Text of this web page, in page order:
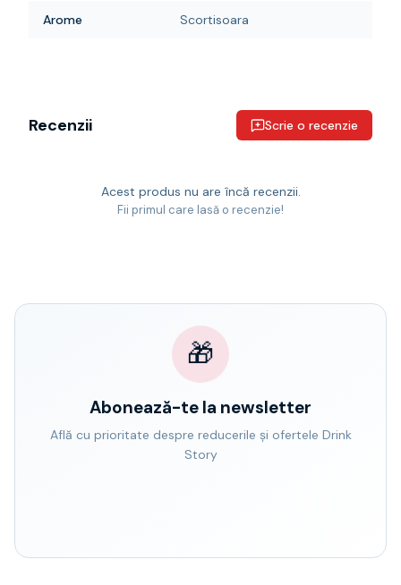
Arome Scortisoara
Recenzii Scrie o recenzie
Acest produs nu are încă recenzii.
Fii primul care lasă o recenzie!
🎁
Abonează-te la newsletter
Află cu prioritate despre reducerile și ofertele Drink
Story